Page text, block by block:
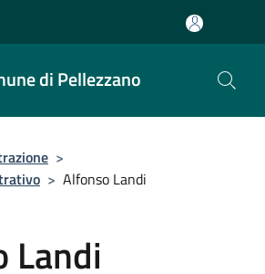
di Pellezzano
>
> Alfonso Landi
Landi